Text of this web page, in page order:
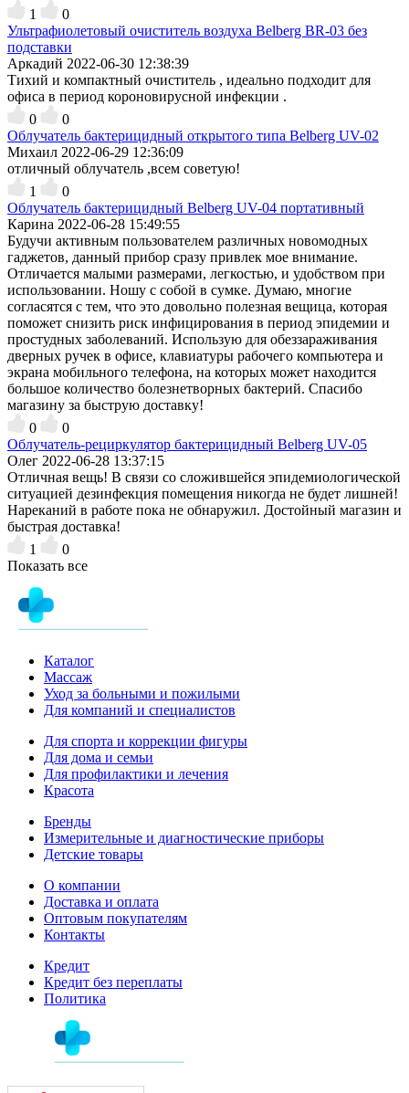
1
0
Ультрафиолетовый очиститель воздуха Belberg BR-03 без
подставки
Аркадий 2022-06-30 12:38:39
Тихий и компактный очиститель , идеально подходит для
офиса в период короновирусной инфекции .
0
0
Облучатель бактерицидный открытого типа Belberg UV-02
Михаил 2022-06-29 12:36:09
отличный облучатель ,всем советую!
1
0
Облучатель бактерицидный Belberg UV-04 портативный
Карина 2022-06-28 15:49:55
Будучи активным пользователем различных новомодных
гаджетов, данный прибор сразу привлек мое внимание.
Отличается малыми размерами, легкостью, и удобством при
использовании. Ношу с собой в сумке. Думаю, многие
согласятся с тем, что это довольно полезная вещица, которая
поможет снизить риск инфицирования в период эпидемии и
простудных заболеваний. Использую для обеззараживания
дверных ручек в офисе, клавиатуры рабочего компьютера и
экрана мобильного телефона, на которых может находится
большое количество болезнетворных бактерий. Спасибо
магазину за быструю доставку!
0
0
Облучатель-рециркулятор бактерицидный Belberg UV-05
Олег 2022-06-28 13:37:15
Отличная вещь! В связи со сложившейся эпидемиологической
ситуацией дезинфекция помещения никогда не будет лишней!
Нареканий в работе пока не обнаружил. Достойный магазин и
быстрая доставка!
1
0
Показать все
Каталог
Массаж
Уход за больными и пожилыми
Для компаний и специалистов
Для спорта и коррекции фигуры
Для дома и семьи
Для профилактики и лечения
Красота
Бренды
Измерительные и диагностические приборы
Детские товары
О компании
Доставка и оплата
Оптовым покупателям
Контакты
Кредит
Кредит без переплаты
Политика